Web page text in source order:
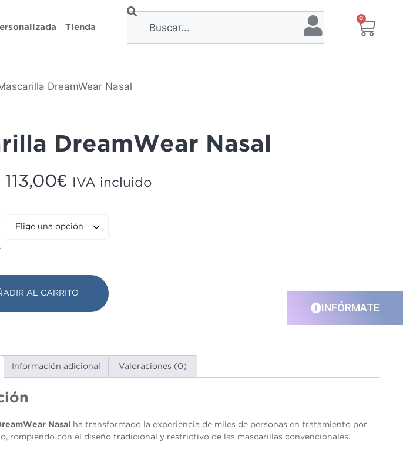
Tienda
0
DreamWear Nasal
DreamWear Nasal
113,00€ IVA incluido
AL CARRITO
Información adicional Valoraciones (0)
Nasal
ha transformado la experiencia de miles de personas en tratamiento por
rompiendo con el diseño tradicional y restrictivo de las mascarillas convencionales.
INFÓRMATE